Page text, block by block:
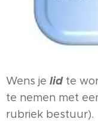
Wens je lidte
te nemen met
rubriek bestuur).